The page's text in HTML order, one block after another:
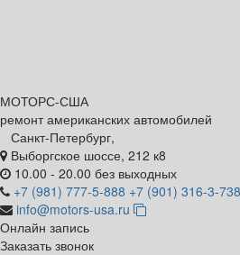
МОТОРС-США
ремонт американских автомобилей
Санкт-Петербург,
Выборгское шоссе, 212 к8
10.00 - 20.00 без выходных
+7 (981) 777-5-888 +7 (901) 316-3-738
info@motors-usa.ru
Онлайн запись
Заказать звонок